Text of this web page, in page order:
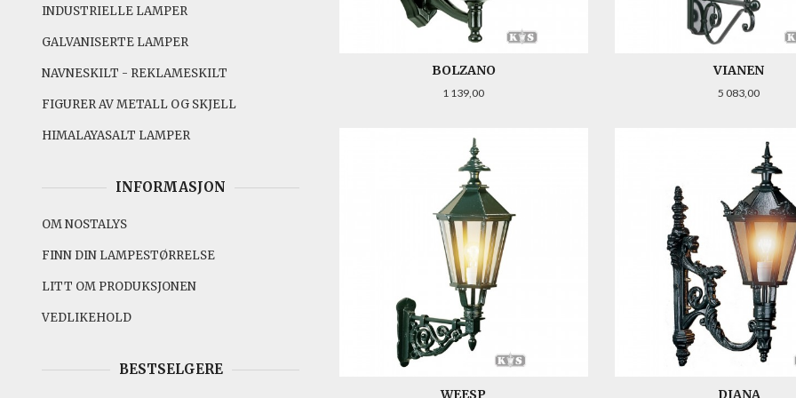
BOLZANO
Pris
1 139,00
LES MER
VIANEN
Pris
5 083,00
WEESP DIANA
INDUSTRIELLE LAMPER
GALVANISERTE LAMPER
NAVNESKILT - REKLAMESKILT
FIGURER AV METALL OG SKJELL
HIMALAYASALT LAMPER
INFORMASJON
OM NOSTALYS
FINN DIN LAMPESTØRRELSE
LITT OM PRODUKSJONEN
VEDLIKEHOLD
BESTSELGERE